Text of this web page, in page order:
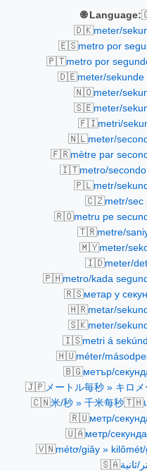
🌐 Language:
🇩🇰meter/
🇪🇸metro por
🇵🇹metro por
🇩🇪meter/sekunde
🇳🇴meter/
🇸🇪meter/
🇫🇮metri/
🇳🇱meter/
🇫🇷mètre par
🇮🇹metro/
🇵🇱metr/
🇨🇿metr/sec
🇷🇴metru pe
🇹🇷metre/
🇲🇾meter/
🇮🇩meter/
🇵🇭metro/kada
🇷🇸метар у
🇭🇷metar/
🇸🇰meter/
🇮🇸metri á
🇭🇺méter/
🇧🇬метър/
🇯🇵メートル毎秒 » キロ
🇨🇳米/秒 » 千米每秒🇹🇭
🇷🇺метр/
🇺🇦метр/
🇻🇳métơ/giây »
🇸🇦ثانية